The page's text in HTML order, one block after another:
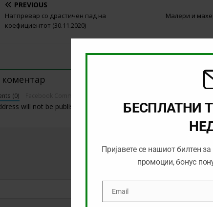
PREVIOUS
Натпревар со драстичен пад на
коефициентот (30.11.2020)
Малери и
коментар
(0)
will not be published.
БЕСПЛАТНИ
Пријавете се нашиот билтен
промоции, бонус
EmailEmail